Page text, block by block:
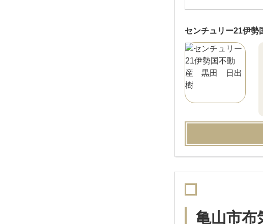
センチュリー21伊勢
亀山市布